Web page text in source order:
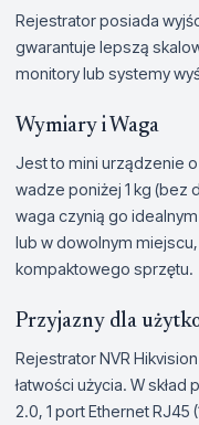
Rejestrator posiada
gwarantuje lepszą
monitory lub systemy
Wymiary i Waga
Jest to mini urządzenie
wadze poniżej 1 kg (bez
waga czynią go
lub w dowolnym
kompaktowego sprzętu.
Przyjazny dla
Rejestrator NVR
łatwości użycia. W
2.0, 1 port Ethernet RJ45